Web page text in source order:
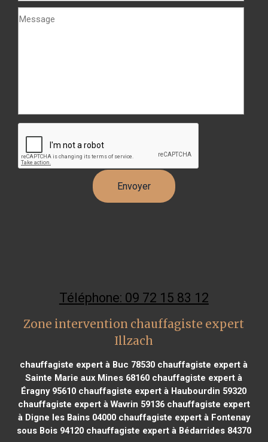
Téléphone: 09 72 15 83 12
Zone intervention chauffagiste expert
Illzach
chauffagiste expert à Buc 78530 chauffagiste expert à
Sainte Marie aux Mines 68160 chauffagiste expert à
Éragny 95610 chauffagiste expert à Haubourdin 59320
chauffagiste expert à Wavrin 59136chauffagiste expert
à Digne les Bains 04000chauffagiste expert à Fontenay
sous Bois 94120chauffagiste expert à Bédarrides 84370